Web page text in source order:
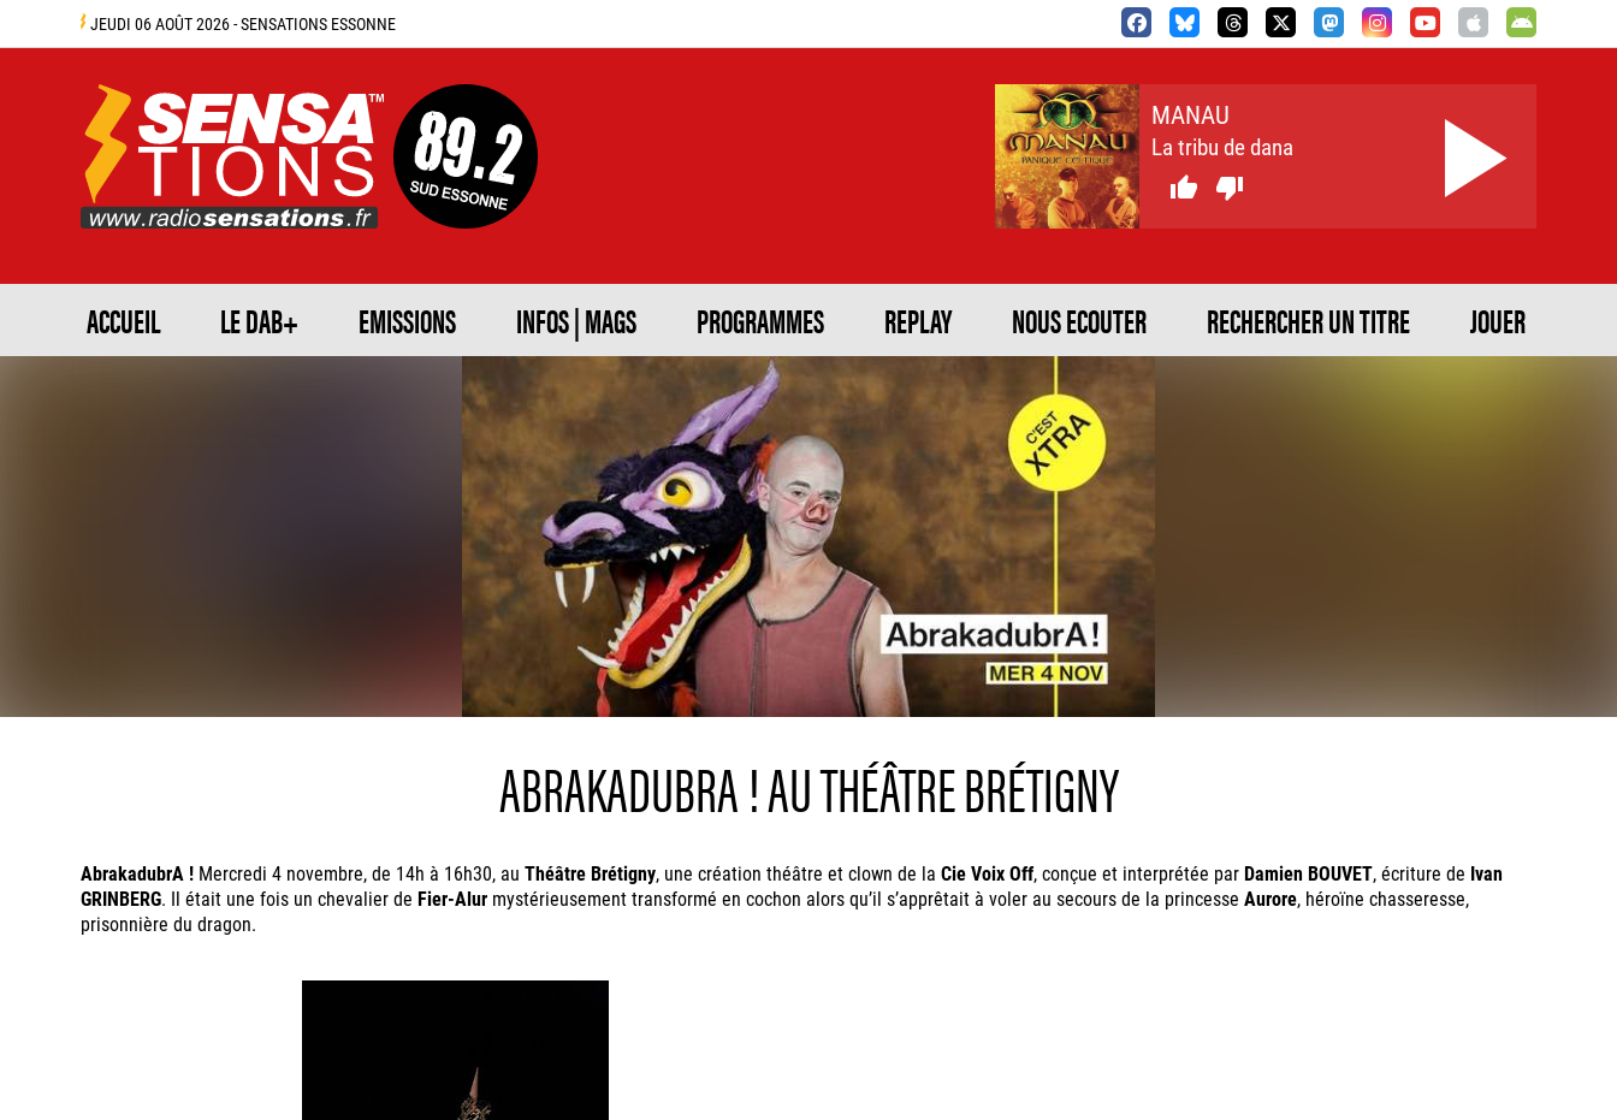
JEUDI 06 AOÛT 2026 - SENSATIONS ESSONNE
MANAU
La tribu de dana
 
ACCUEIL LE DAB+ EMISSIONS INFOS | MAGS PROGRAMMES REPLAY NOUS ECOUTER RECHERCHER UN TITRE JOUER
ABRAKADUBRA ! AU THÉÂTRE BRÉTIGNY
AbrakadubrA ! Mercredi 4 novembre, de 14h à 16h30, au Théâtre Brétigny, une création théâtre et clown de la Cie Voix Off, conçue et interprétée par Damien BOUVET, écriture de Ivan
GRINBERG. Il était une fois un chevalier de Fier-Alur mystérieusement transformé en cochon alors qu’il s’apprêtait à voler au secours de la princesse Aurore, héroïne chasseresse,
prisonnière du dragon.